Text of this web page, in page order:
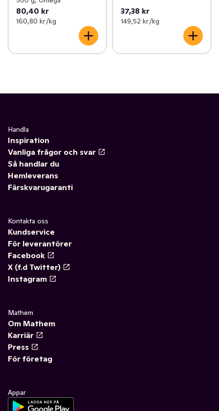
80,40 kr
160,80 kr /kg
37,38 kr
149,52 kr /kg
Handla
Inspiration
Vanliga frågor och svar
Så handlar du
Hemleverans
Färskvarugaranti
Kontakta oss
Kundservice
För leverantörer
Facebook
X (f.d Twitter)
Instagram
Mathem
Om Mathem
Karriär
Press
För företag
Appar